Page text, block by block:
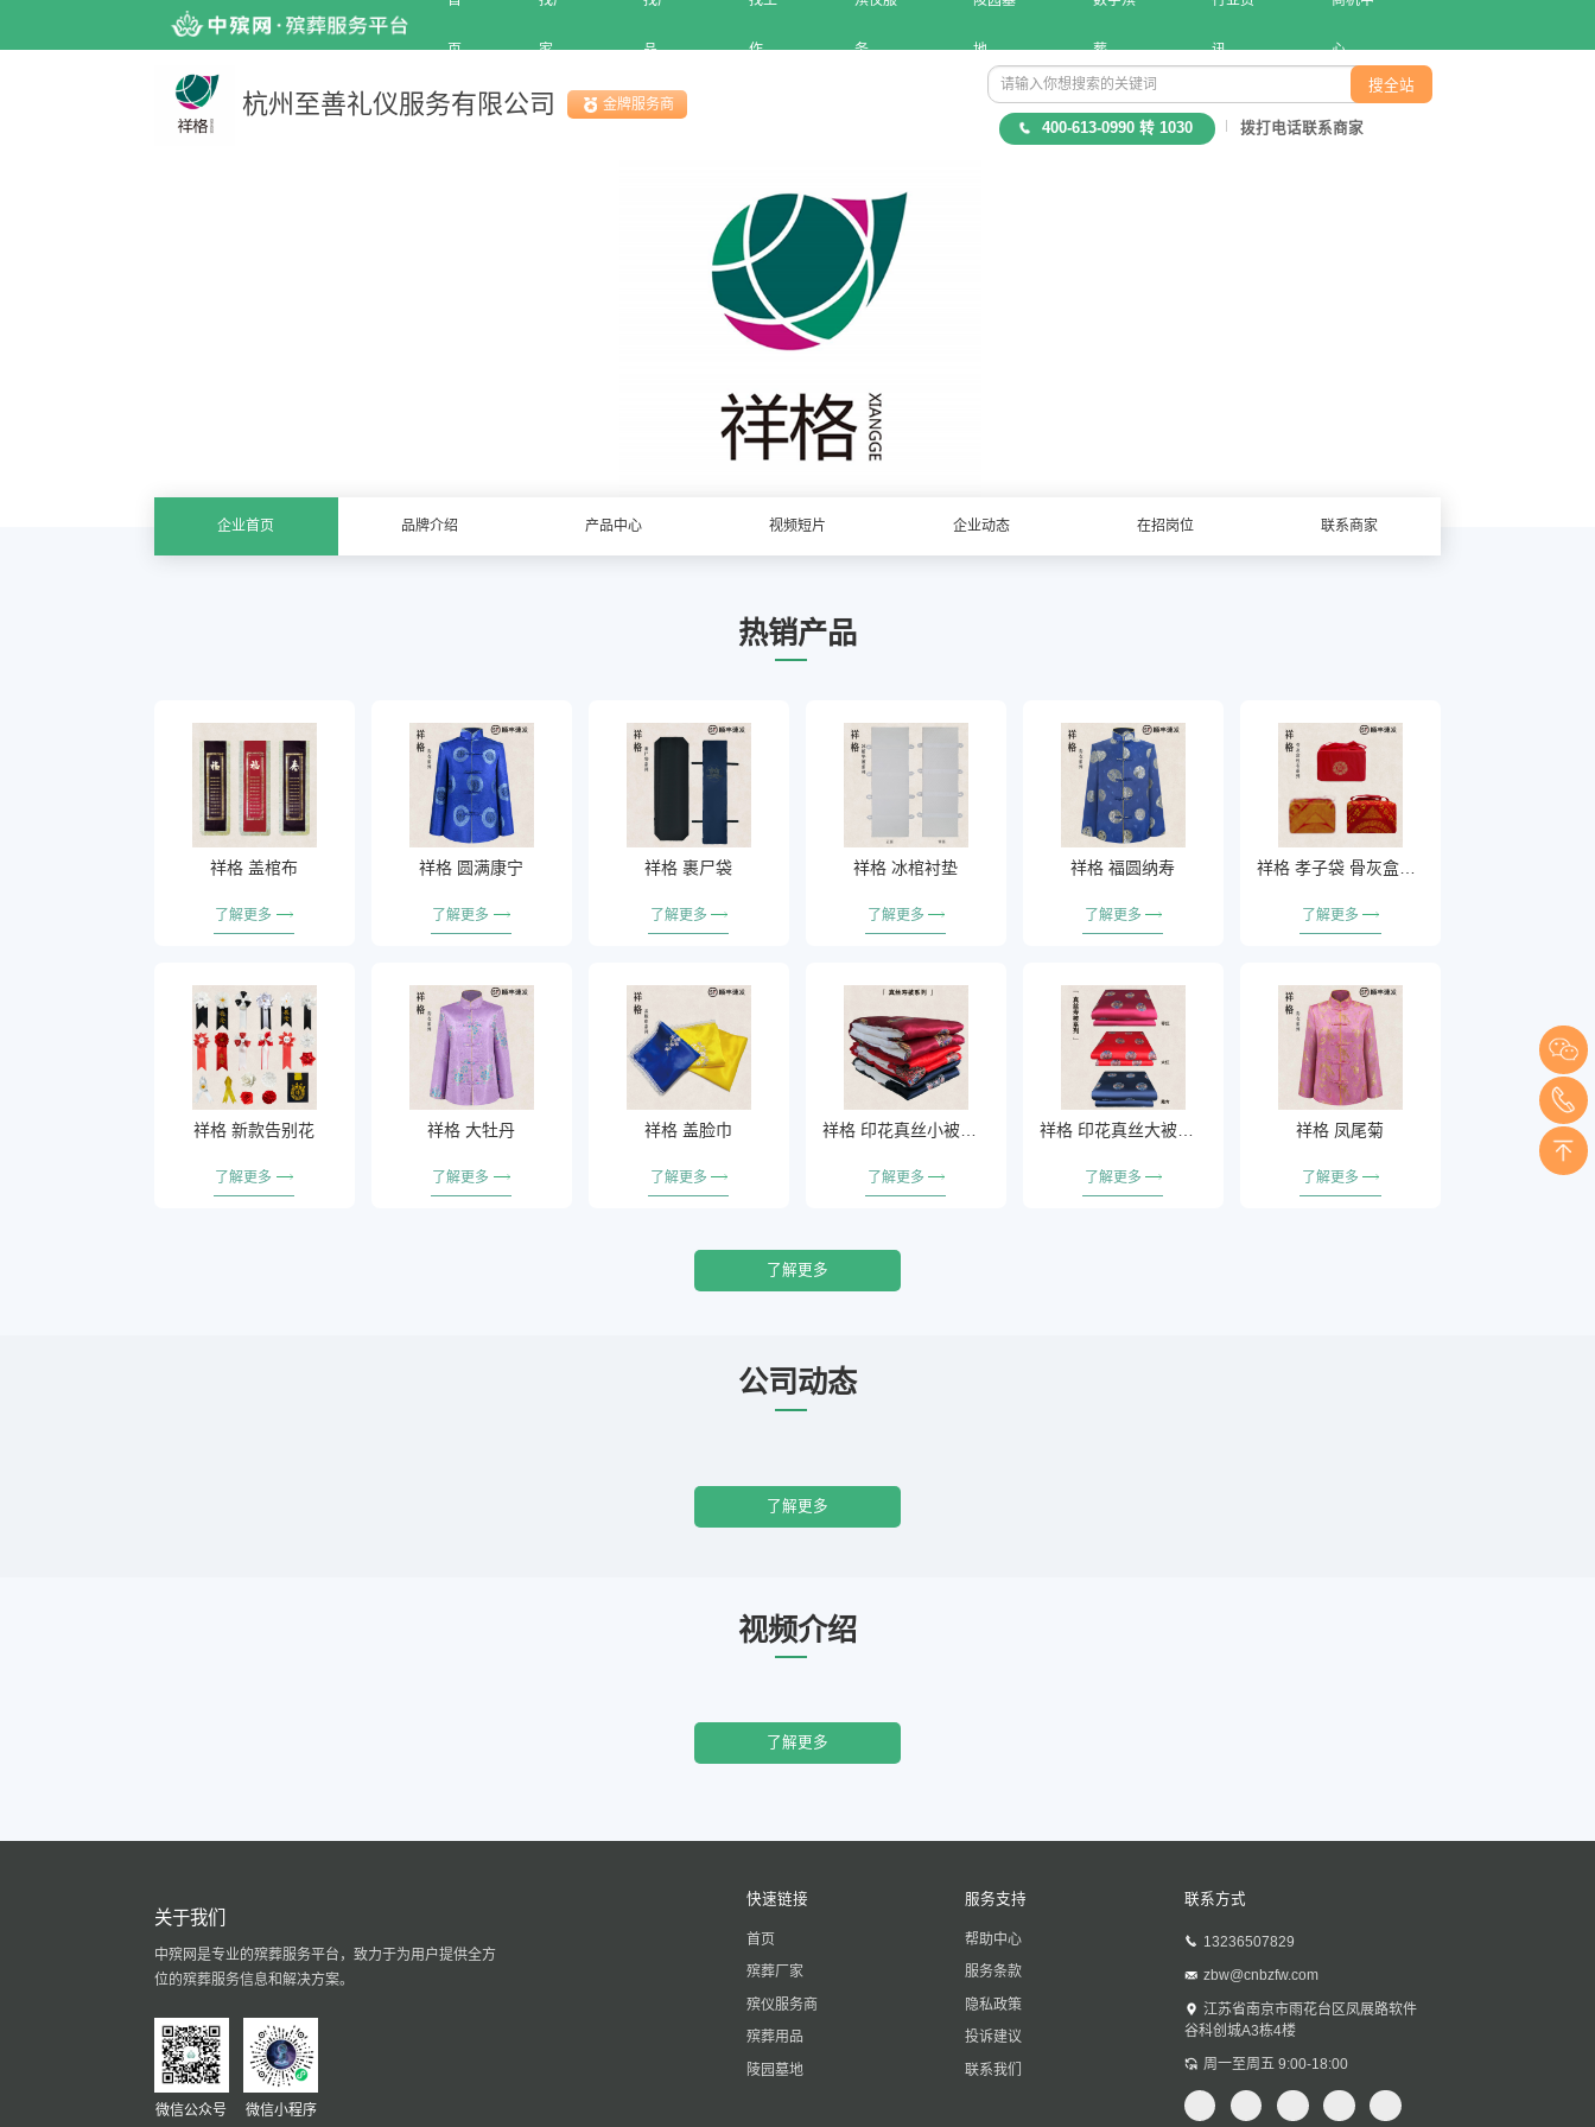
页 家 品 作 务 地 葬 讯 心
杭州至善礼仪服务有限公司
金牌服务商
400-613-0990 转 1030
拨打电话联系商家
企业首页 品牌介绍 产品中心 视频短片 企业动态 在招岗位 联系商家
热销产品
祥格 盖棺布
了解更多
祥格 圆满康宁
了解更多
祥格 裹尸袋
了解更多
祥格 冰棺衬垫
了解更多
祥格 福圆纳寿
了解更多
祥格 孝子袋 骨灰盒包布
了解更多
祥格 新款告别花
了解更多
祥格 大牡丹
了解更多
祥格 盖脸巾
了解更多
祥格 印花真丝小被系列
了解更多
祥格 印花真丝大被系列
了解更多
祥格 凤尾菊
了解更多
了解更多
公司动态
了解更多
视频介绍
了解更多
关于我们
中殡网是专业的殡葬服务平台，致力于为用户提供全方
位的殡葬服务信息和解决方案。
微信公众号 微信小程序
快速链接
首页
殡葬厂家
殡仪服务商
殡葬用品
陵园墓地
服务支持
帮助中心
服务条款
隐私政策
投诉建议
联系我们
联系方式
13236507829
zbw@cnbzfw.com
江苏省南京市雨花台区凤展路软件
谷科创城A3栋4楼
周一至周五 9:00-18:00